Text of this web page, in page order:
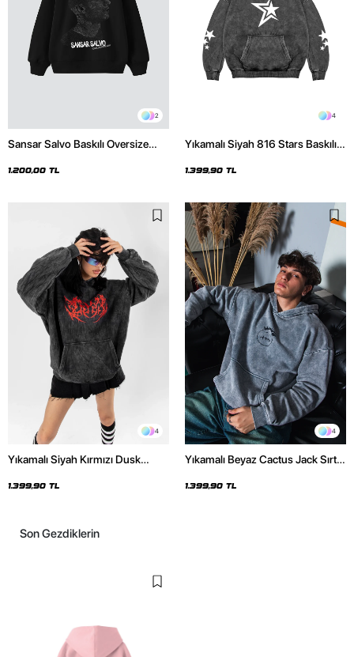
2
Sansar Salvo Baskılı Oversize
1.200,00 TL
4
Yıkamalı Siyah 816 Stars Baskılı
1.399,90 TL
4
Yıkamalı Siyah Kırmızı Dusk
1.399,90 TL
4
Yıkamalı Beyaz Cactus Jack Sırt
1.399,90 TL
Son Gezdiklerin